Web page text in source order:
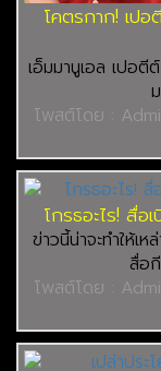
โคตรกาก! เป
เอ็มมานูเอล เปอ
โพสต์โดย :
โกรธอะไร! สื่อ
ข่าวนี้น่าจะทำให้
สื่อ
โพสต์โดย :